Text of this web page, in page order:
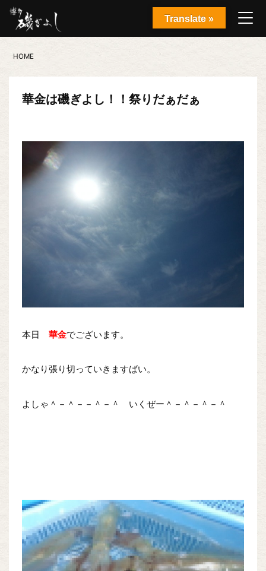
HOME
華金は磯ぎよし！！祭りだぁだぁ
本日華金でございます。
かなり張り切っていきますばい。
よしゃ＾－＾－－＾－＾ いくぜー＾－＾－＾－＾
Translate »